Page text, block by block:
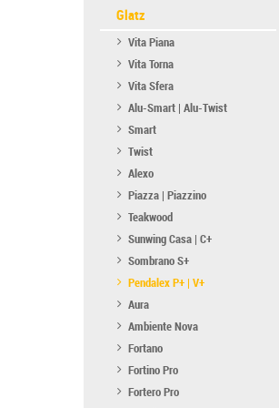
Glatz
Vita Piana
Vita Torna
Vita Sfera
Alu-Smart | Alu-Twist
Smart
Twist
Alexo
Piazza | Piazzino
Teakwood
Sunwing Casa | C+
Sombrano S+
Pendalex P+ | V+
Aura
Ambiente Nova
Fortano
Fortino Pro
Fortero Pro